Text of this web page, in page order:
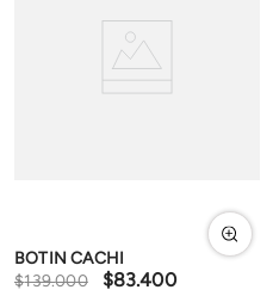
BOTIN CACHI
$139.000 $83.400